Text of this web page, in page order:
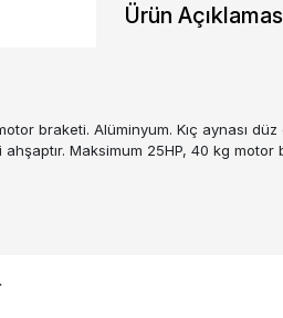
Ürün
braketi. Alüminyum. Kıç aynası
ahşaptır. Maksimum 25HP, 40 kg motor